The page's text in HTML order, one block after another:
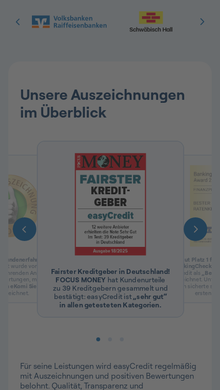
Unsere Auszeichnungen
im Überblick
Fairster Kreditgeber in Deutschland!
FOCUS MONEY hat Kundenurteile
zu 39 Kreditgebern gesammelt und
bestätigt: easyCredit ist „sehr gut“
in allen getesteten Kategorien.
Erneut Platz 1
BankingCheck
easyCredit als
ausgezeichnet.
Produkten sicherte
ersten
bei
wurde von
Anbieter für
mit
4,9 von
eKomi Siegel Gold
Für seine Leistungen wird easyCredit regelmäßig
mit Auszeichnungen und positiven Bewertungen
belohnt. Qualität, Transparenz und